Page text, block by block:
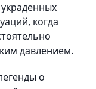
когда
давлением.
о